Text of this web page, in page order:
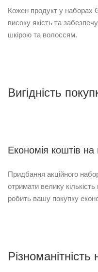
Кожен продукт у наборах
високу якість та
шкірою та волоссям.
Вигідність
Економія коштів
Придбання акційного
отримати велику
робить вашу покупку
Різноманітність